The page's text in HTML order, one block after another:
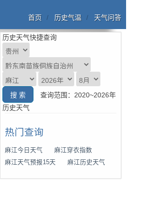
首页 历史气温 天气问答
历史天气快捷查询
查询范围：2020~2026年
历史天气
热门查询
麻江今日天气
麻江穿衣指数
麻江天气预报15天
麻江历史天气